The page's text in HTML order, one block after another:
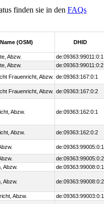
finden sie in den FAQs
Name (OSM) DHID
Abzw. de:09363:99011:0:1
Abzw.
de:09363:99011:0:2
Frauenricht, Abzw. de:09363:167:0:1
Frauenricht, Abzw. de:09363:167:0:2
Abzw. de:09363:162:0:1
Abzw. de:09363:162:0:2
de:09363:99005:0:1
de:09363:99005:0:2
Abzw. de:09363:99008:0:1
Abzw. de:09363:99008:0:2
Abzw. de:09363:99003:0:1